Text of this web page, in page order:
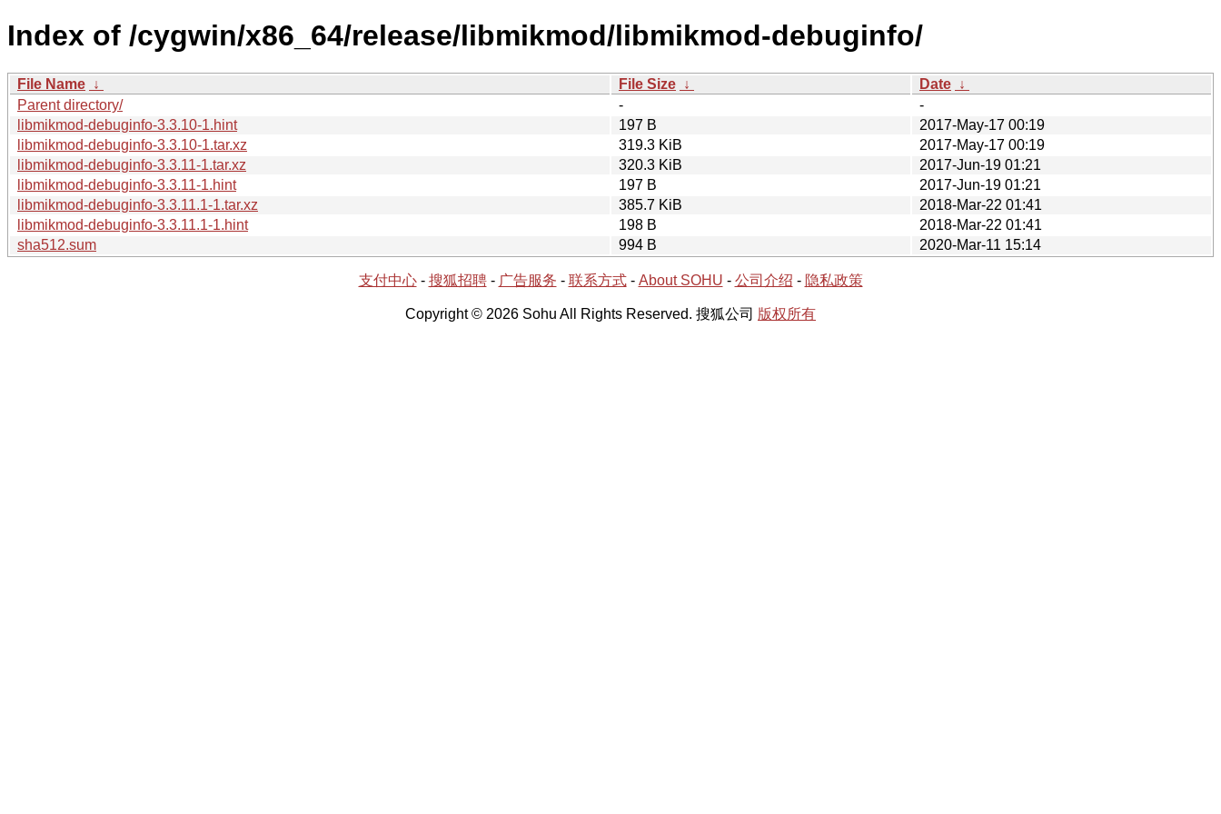
Index of /cygwin/x86_64/release/libmikmod/libmikmod-debuginfo/
File Name ↓ File Size ↓ Date ↓
Parent directory/
-
-
libmikmod-debuginfo-3.3.10-1.hint
197 B
2017-May-17 00:19
libmikmod-debuginfo-3.3.10-1.tar.xz
319.3 KiB
2017-May-17 00:19
libmikmod-debuginfo-3.3.11-1.tar.xz
320.3 KiB
2017-Jun-19 01:21
libmikmod-debuginfo-3.3.11-1.hint
197 B
2017-Jun-19 01:21
libmikmod-debuginfo-3.3.11.1-1.tar.xz
385.7 KiB
2018-Mar-22 01:41
libmikmod-debuginfo-3.3.11.1-1.hint
198 B
2018-Mar-22 01:41
sha512.sum
994 B 2020-Mar-11 15:14
支付中心- 搜狐招聘- 广告服务 - 联系方式- About SOHU - 公司介绍 - 隐私政策
Copyright © 2026 Sohu All Rights Reserved. 搜狐公司 版权所有